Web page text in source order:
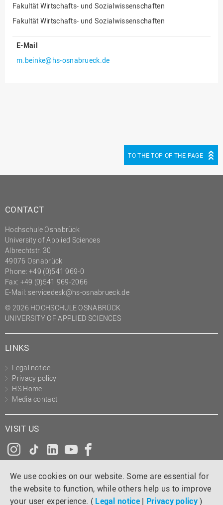
We use cookies on our website. Some are essential for
the website to function, while others help us to improve
your user experience. ( Legal notice | Privacy policy)
Hochschulplanung/-
strategie
Personalrat
Präsidialbüro
Professional School
Projekte des Präsidiums
Projektmanagement Office
(PMO)
Prozessmanagement
Recht
Studium und Lehre
Transfer- und
Innovationsmanagement
Fakultät Wirtschafts- und Sozialwissenschaften
Fakultät Wirtschafts- und Sozialwissenschaften
E-Mail
m.beinke@hs-osnabrueck.de
TO THE TOP OF THE PAGE
CONTACT
Hochschule Osnabrück
University of Applied Sciences
Albrechtstr. 30
49076 Osnabrück
Phone: +49 (0)541 969-0
Fax: +49 (0)541 969-2066
E-Mail: servicedesk@hs-osnabrueck.de
© 2026 HOCHSCHULE OSNABRÜCK
UNIVERSITY OF APPLIED SCIENCES
LINKS
Legal notice
Privacy policy
HS Home
Media contact
VISIT US
Instagram
Tiktok
LinkedInYouTube